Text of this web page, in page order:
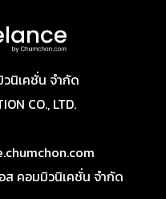
นิเคชั่น จำกัด
CO., LTD.
ส คอมมิวนิเคชั่น จำกัด